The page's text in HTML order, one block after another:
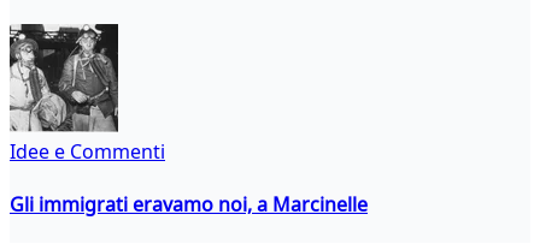
Idee e Commenti
Gli immigrati eravamo noi, a Marcinelle